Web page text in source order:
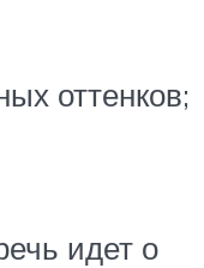
оттенков;
идет о